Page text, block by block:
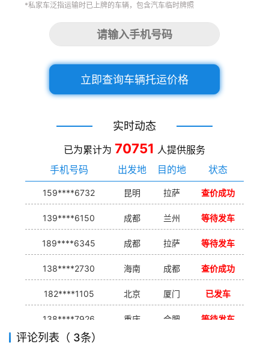
*私家车泛指运输时已上牌的车辆，包含汽车临时牌照
立即查询车辆托运价格
实时动态
已为累计为 70751 人提供服务
手机号码
出发地 目的地 状态
159****6732 昆明 拉萨 查价成功
139****6150 成都 兰州 等待发车
189****6345 成都 拉萨 等待发车
138****2730 海南 成都 查价成功
182****1105 北京 厦门 已发车
138****7926 重庆 合肥 等待发车
139****9233
评论列表（ 3条）